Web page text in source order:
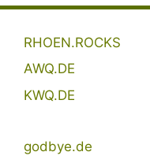
RHOEN.ROCKS
AWQ.DE
KWQ.DE
godbye.de